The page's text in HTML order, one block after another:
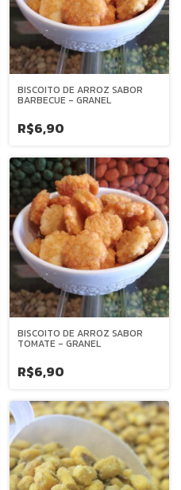
BISCOITO DE ARROZ SABOR
BARBECUE - GRANEL
R$6,90
BISCOITO DE ARROZ SABOR
TOMATE - GRANEL
R$6,90